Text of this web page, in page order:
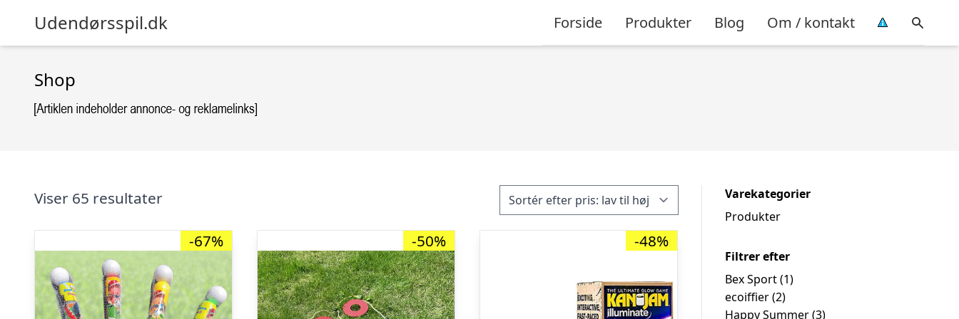
Udendørsspil.dk Forside Produkter Blog Om / kontakt
Shop
Viser 65 resultater
-67% -50% -48%
Varekategorier
Produkter
Filtrer efter
Bex Sport(1)
ecoiffier(2)
Happy Summer(3)